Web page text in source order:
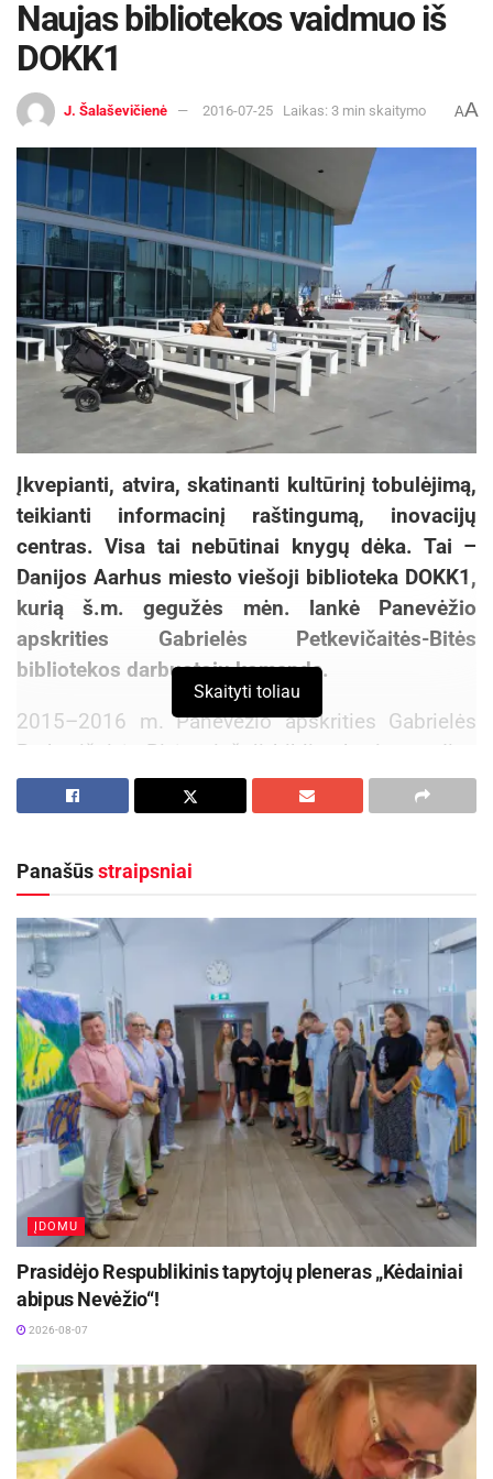
Naujas bibliotekos vaidmuo iš
DOKK1
J. Šalaševičienė 2016-07-25 Laikas: 3 min skaitymo AA
Įkvepianti, atvira, skatinanti kultūrinį tobulėjimą,
teikianti informacinį raštingumą, inovacijų
centras. Visa tai nebūtinai knygų dėka. Tai –
Danijos Aarhus miesto viešoji biblioteka DOKK1,
kurią š.m. gegužės mėn. lankė Panevėžio
apskrities Gabrielės Petkevičaitės-Bitės
bibliotekos darbuotojų komanda.
2015–2016 m. Panevėžio apskrities Gabrielės
Petkevičaitės-Bitės viešoji biblioteka įgyvendina
„ERASMUS+“ programos finansuojamas projektą
„TARPTAUTINĖ KVALIFIKACIJA
m. projekto partneris – Danijos Aarhus miesto
inovatyvios patirties į šią biblioteką vyko
dešimties Gabrielės Petkevičaitės-Bitės
bibliotekos darbuotojų komanda.
Vizito dalyviai susitiko su DOOK1 ir filialų
skirtingų sričių darbuotojais, susipažino su
naujausiais projektais, domėjosi inovatyviomis
bendradarbiavimo su bendruomenėmis, vaikams,
jaunimui ir šeimoms skirtomis,
Skaityti toliau
Panašūsstraipsniai
ĮDOMU
Prasidėjo Respublikinis tapytojų pleneras „Kėdainiai
abipus Nevėžio“!
2026-08-07